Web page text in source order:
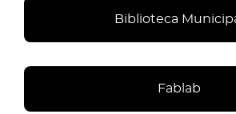
Biblioteca
Fablab